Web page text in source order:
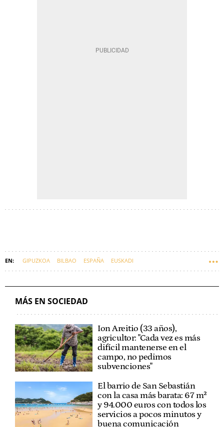
GIPUZKOA BILBAO ESPAÑA EUSKADI
MÁS EN SOCIEDAD
Ion Areitio (33 años),
agricultor: "Cada vez es más
difícil mantenerse en el
campo, no pedimos
subvenciones"
El barrio de San Sebastián
con la casa más barata: 67 m²
y 94.000 euros con todos los
servicios a pocos minutos y
buena comunicación